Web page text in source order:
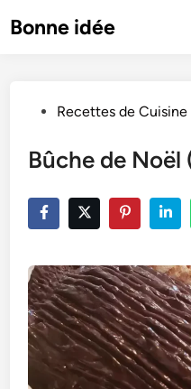
toBonne idée
PostedRecettes de Cuisine
Bûche de Noël